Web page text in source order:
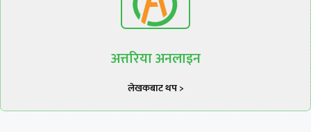
अत्तरिया अनलाइन
लेखकबाट थप >